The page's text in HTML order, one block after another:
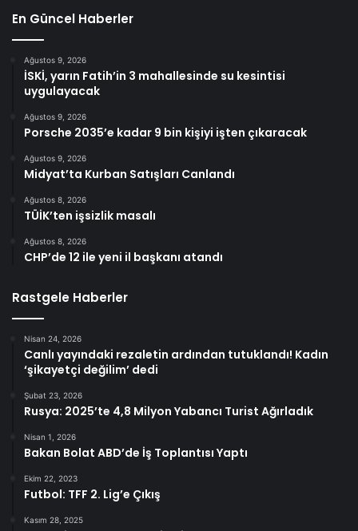
En Güncel Haberler
Ağustos 9, 2026
İSKİ, yarın Fatih’in 3 mahallesinde su kesintisi
uygulayacak
Ağustos 9, 2026
Porsche 2035’e kadar 9 bin kişiyi işten çıkaracak
Ağustos 9, 2026
Midyat’ta Kurban Satışları Canlandı
Ağustos 8, 2026
TÜİK’ten işsizlik masalı
Ağustos 8, 2026
CHP’de 12 ile yeni il başkanı atandı
Rastgele Haberler
Nisan 24, 2026
Canlı yayındaki rezaletin ardından tutuklandı! Kadın
‘şikayetçi değilim’ dedi
Şubat 23, 2026
Rusya: 2025’te 4,8 Milyon Yabancı Turist Ağırladık
Nisan 1, 2026
Bakan Bolat ABD’de İş Toplantısı Yaptı
Ekim 22, 2023
Futbol: TFF 2. Lig’e Çıkış
Kasım 28, 2025